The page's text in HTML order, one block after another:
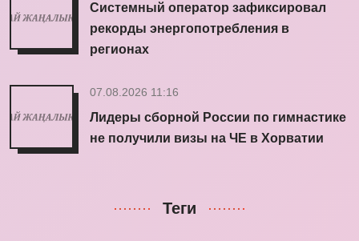
Системный оператор зафиксировал
рекорды энергопотребления в
регионах
07.08.2026 11:16
Лидеры сборной России по гимнастике
не получили визы на ЧЕ в Хорватии
Теги